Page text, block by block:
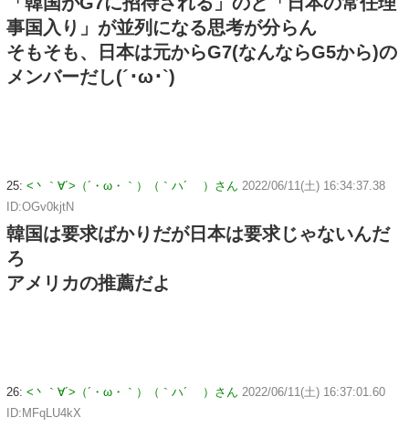
事国入り」が並列になる思考が分らん
そもそも、日本は元からG7(なんならG5から)の
メンバーだし(´･ω･`)
25: <丶｀∀´>（´・ω・｀）（｀ハ´ ）さん 2022/06/11(土) 16:34:37.38
ID:OGv0kjtN
韓国は要求ばかりだが日本は要求じゃないんだ
ろ
アメリカの推薦だよ
26: <丶｀∀´>（´・ω・｀）（｀ハ´ ）さん 2022/06/11(土) 16:37:01.60
ID:MFqLU4kX